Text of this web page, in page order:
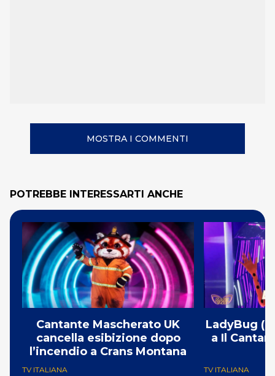
MOSTRA I COMMENTI
POTREBBE INTERESSARTI ANCHE
Cantante Mascherato UK
cancella esibizione dopo
l’incendio a Crans Montana
TV ITALIANA
LadyBug
a Il
TV ITALIANA